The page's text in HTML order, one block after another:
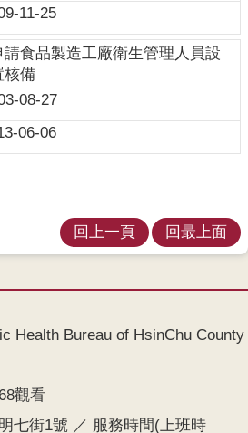
11-25
請食品製造工廠衛生管理人員設
核備
08-27
06-06
回上一頁 回最上面
Health Bureau of HsinChu County
觀看
七街1號 ／ 服務時間(上班時